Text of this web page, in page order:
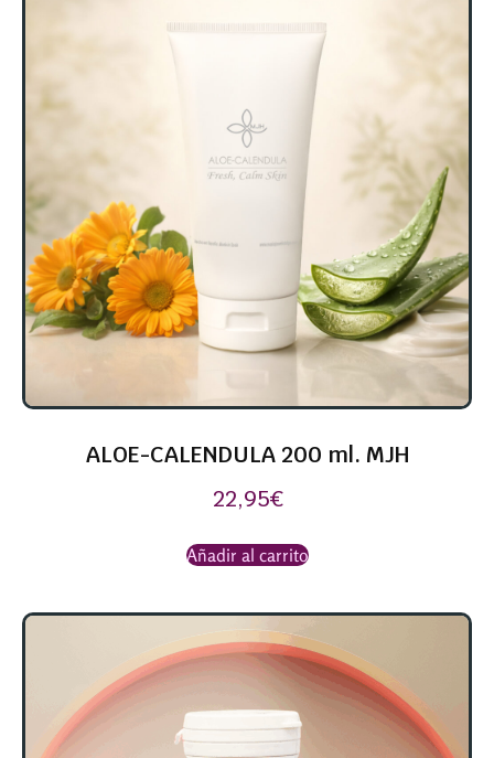
ALOE-CALENDULA 200 ml. MJH
22,95€
Añadir al carrito